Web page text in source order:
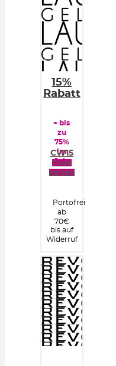
15%
Rabatt
+ bis
zu
75%
im
Sale
CW15
Code
zeigen
Portofrei
ab
70€
bis auf
Widerruf